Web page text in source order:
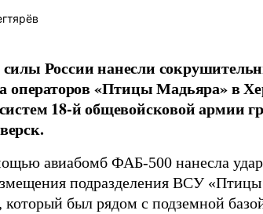
России нанесли
операторов «Птицы Мадьяра» в
18-й общевойсковой армии
авиабомб ФАБ-500 нанесла
подразделения ВСУ
который был рядом с подземной